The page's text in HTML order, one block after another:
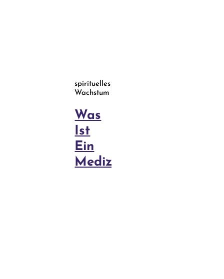
spirituelles
Wachstum
Was
Ist
Ein
Medizinrad?